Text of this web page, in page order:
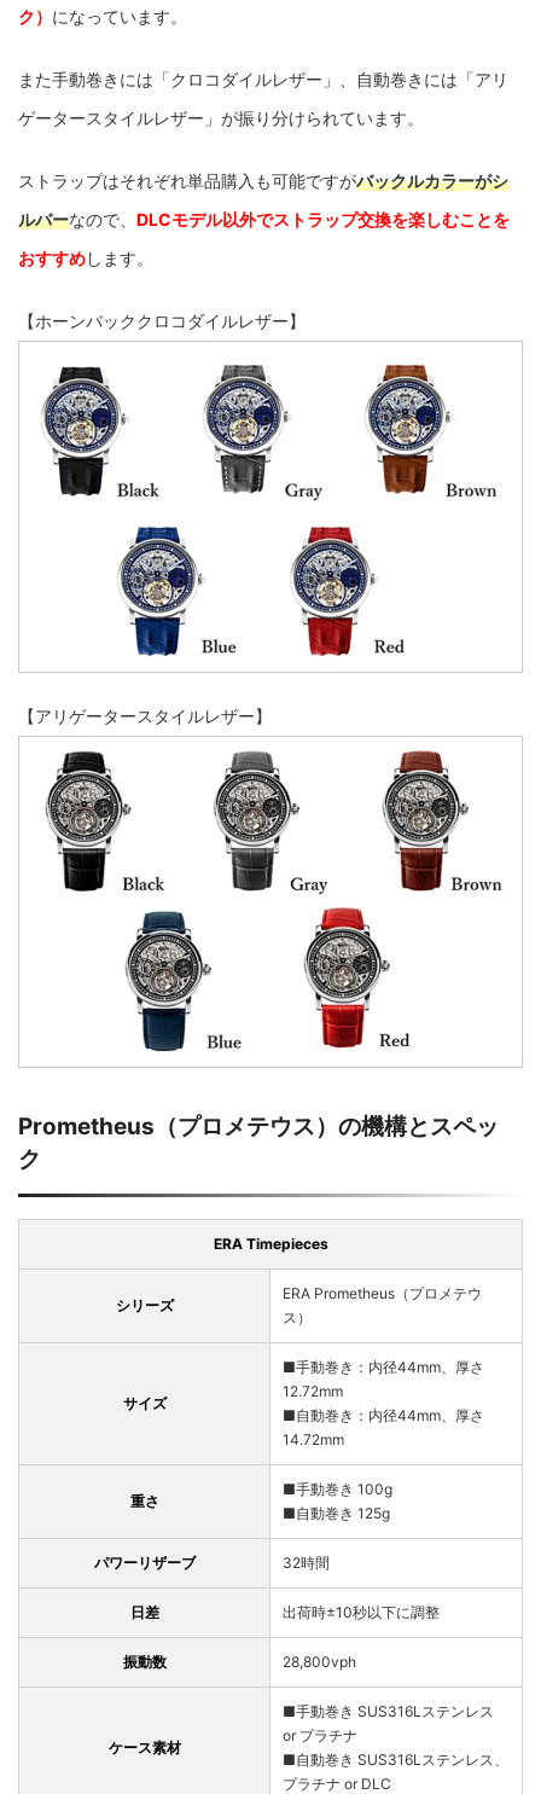
ク） になっています。
また手動巻きには「クロコダイルレザー」、自動巻きには「アリ
ゲータースタイルレザー」が振り分けられています。
ストラップはそれぞれ単品購入も可能ですがバックルカラーがシ
ルバーなので、 DLCモデル以外でストラップ交換を楽しむことを
おすすめします。
【ホーンバッククロコダイルレザー】
【アリゲータースタイルレザー】
Prometheus（プロメテウス）の機構とスペッ
ク
ERA Timepieces
シリーズ
ERA Prometheus（プロメテウ
ス）
サイズ
■手動巻き：内径44mm、厚さ
12.72mm
■自動巻き：内径44mm、厚さ
14.72mm
重さ
■手動巻き 100g
■自動巻き 125g
パワーリザーブ 32時間
日差 出荷時±10秒以下に調整
振動数 28,800vph
ケース素材
■手動巻き SUS316Lステンレス
or プラチナ
■自動巻き SUS316Lステンレス、
プラチナ or DLC